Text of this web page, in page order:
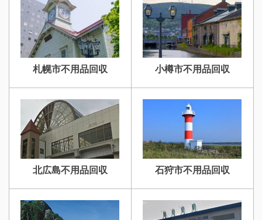
札幌市不用品回収 小樽市不用品回収
北広島不用品回収 石狩市不用品回収